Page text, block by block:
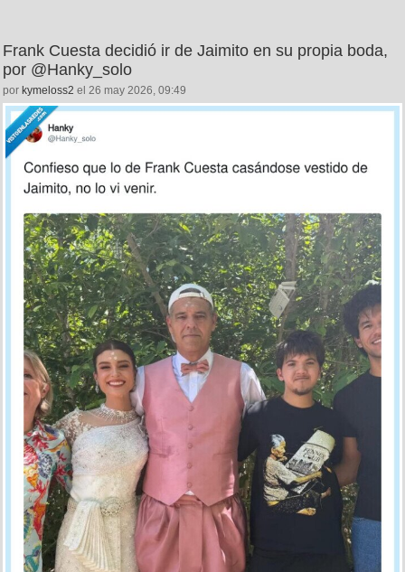
Frank Cuesta decidió ir de Jaimito en su propia boda,
por @Hanky_solo
por kymeloss2 el 26 may 2026, 09:49